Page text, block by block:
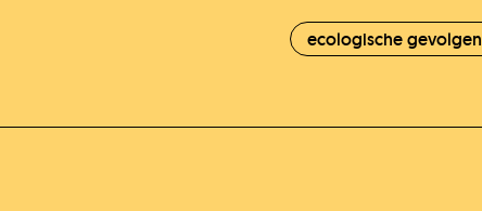
ecologische gevolgen